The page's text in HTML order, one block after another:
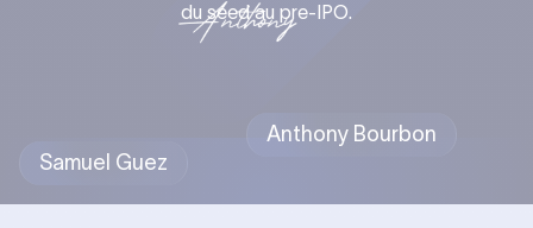
du seed au pre-IPO.
Samuel Guez
Anthony Bourbon